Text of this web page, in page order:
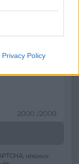
Privacy Policy
50 /50
2000 /2000
ισχύουν